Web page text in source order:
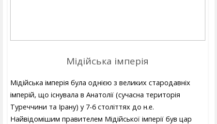
Мідійська імперія
Мідійська імперія була однією з великих стародавніх
імперій, що існувала в Анатолії (сучасна територія
Туреччини та Ірану) у 7-6 століттях до н.е.
Найвідомішим правителем Мідійської імперії був цар